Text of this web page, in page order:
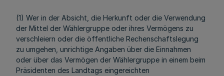
(1) Wer in der Absicht, die Herkunft oder die Verwendung
der Mittel der Wählergruppe oder ihres Vermögens zu
verschleiern oder die öffentliche Rechenschaftslegung
zu umgehen, unrichtige Angaben über die Einnahmen
oder über das Vermögen der Wählergruppe in einem beim
Präsidenten des Landtags eingereichten